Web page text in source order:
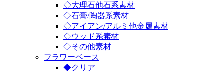
◇大理石他石系素材
◇石膏/陶器系素材
◇アイアン/アルミ他金属素材
◇ウッド系素材
◇その他素材
フラワーベース
◆クリア